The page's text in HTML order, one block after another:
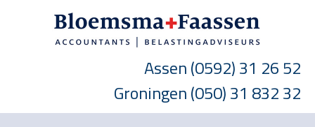
Assen(0592) 31 26 52
Groningen(050) 31 832 32